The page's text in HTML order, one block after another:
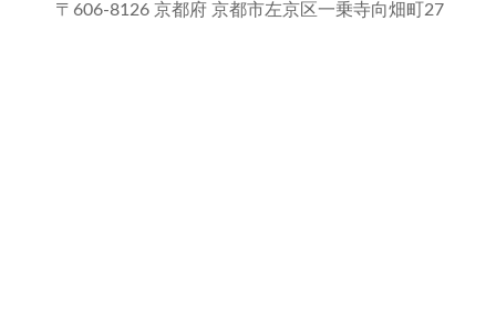
〒606-8126 京都府 京都市左京区一乗寺向畑町27